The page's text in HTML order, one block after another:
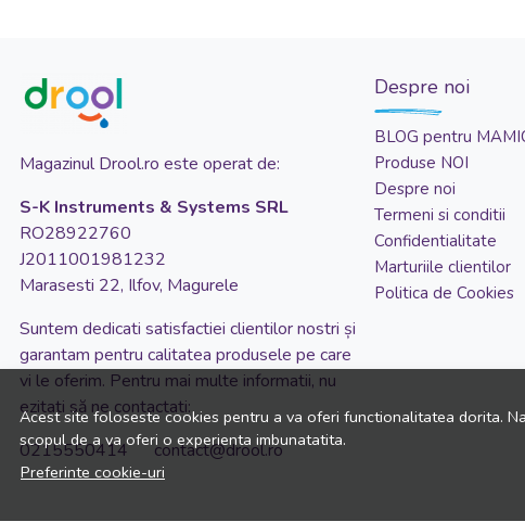
Acest site foloseste cookies pentru a va oferi functionalitatea dorita.
scopul de a va oferi o experienta imbunatatita.
Preferinte cookie-uri
Magazinul Drool.ro este operat de:
S-K Instruments & Systems SRL
RO28922760
J2011001981232
Marasesti 22, Ilfov, Magurele
Suntem dedicati satisfactiei clientilor nostri și
garantam pentru calitatea produsele pe care
vi le oferim. Pentru mai multe informatii, nu
ezitati să ne contactati:
0215550414 contact@drool.ro
Despre noi
BLOG pentru
Produse NOI
Despre noi
Termeni si conditii
Confidentialitate
Marturiile clientilor
Politica de Cookies